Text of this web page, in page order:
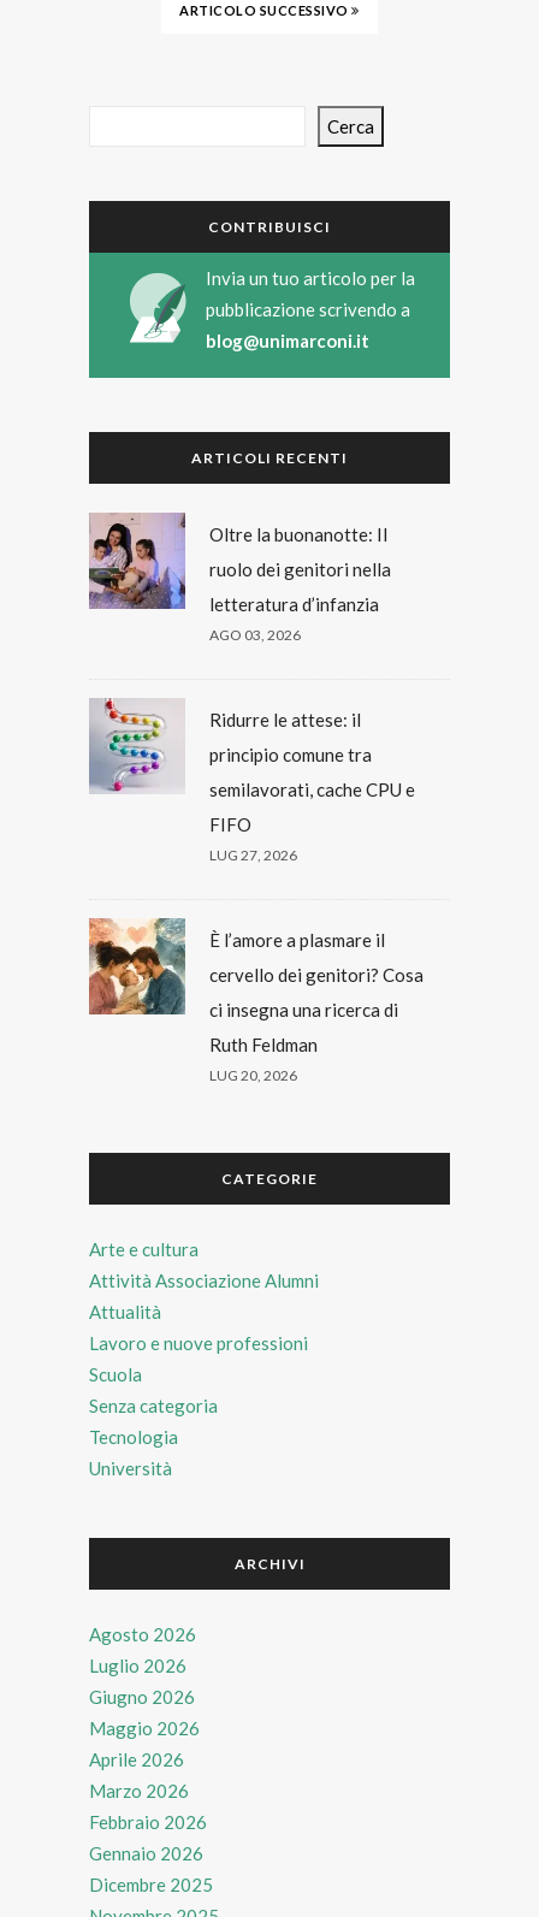
ARTICOLO SUCCESSIVO
Cerca
CONTRIBUISCI
Invia un tuo articolo per la
pubblicazione scrivendo a
blog@unimarconi.it
ARTICOLI RECENTI
Oltre la buonanotte: Il
ruolo dei genitori nella
letteratura d’infanzia
AGO 03, 2026
Ridurre le attese: il
principio comune tra
semilavorati, cache CPU e
FIFO
LUG 27, 2026
È l’amore a plasmare il
cervello dei genitori? Cosa
ci insegna una ricerca di
Ruth Feldman
LUG 20, 2026
CATEGORIE
Arte e cultura
Attività Associazione Alumni
Attualità
Lavoro e nuove professioni
Scuola
Senza categoria
Tecnologia
Università
ARCHIVI
Agosto 2026
Luglio 2026
Giugno 2026
Maggio 2026
Aprile 2026
Marzo 2026
Febbraio 2026
Gennaio 2026
Dicembre 2025